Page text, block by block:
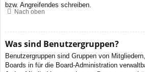
bzw. Angreifendes schreiben.
Nach oben
Was sind Benutzergruppen?
Benutzergruppen sind Gruppen von
Boards in für die Board-Administration